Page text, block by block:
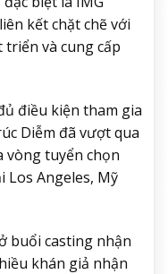
kết chặt chẽ với
triển và cung cấp
điều kiện tham gia
Diễm đã vượt qua
vòng tuyển chọn
Los Angeles, Mỹ
buổi casting nhận
khán giả nhận